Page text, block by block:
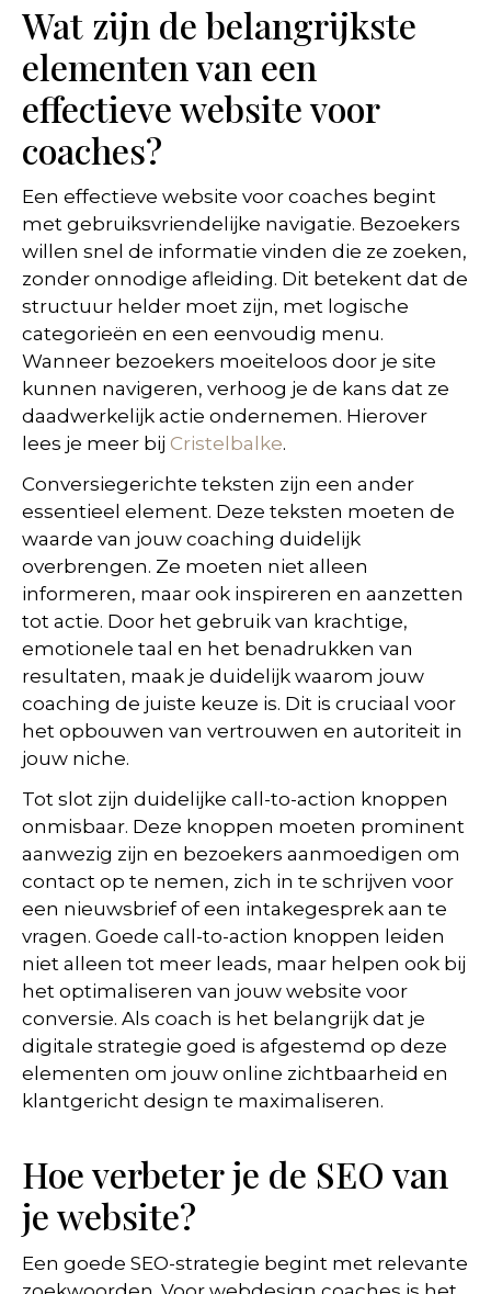
Wat zijn de belangrijkste
elementen van een
effectieve website voor
coaches?
Een effectieve website voor coaches begint
met gebruiksvriendelijke navigatie. Bezoekers
willen snel de informatie vinden die ze zoeken,
zonder onnodige afleiding. Dit betekent dat de
structuur helder moet zijn, met logische
categorieën en een eenvoudig menu.
Wanneer bezoekers moeiteloos door je site
kunnen navigeren, verhoog je de kans dat ze
daadwerkelijk actie ondernemen. Hierover
lees je meer bij Cristelbalke.
Conversiegerichte teksten zijn een ander
essentieel element. Deze teksten moeten de
waarde van jouw coaching duidelijk
overbrengen. Ze moeten niet alleen
informeren, maar ook inspireren en aanzetten
tot actie. Door het gebruik van krachtige,
emotionele taal en het benadrukken van
resultaten, maak je duidelijk waarom jouw
coaching de juiste keuze is. Dit is cruciaal voor
het opbouwen van vertrouwen en autoriteit in
jouw niche.
Tot slot zijn duidelijke call-to-action knoppen
onmisbaar. Deze knoppen moeten prominent
aanwezig zijn en bezoekers aanmoedigen om
contact op te nemen, zich in te schrijven voor
een nieuwsbrief of een intakegesprek aan te
vragen. Goede call-to-action knoppen leiden
niet alleen tot meer leads, maar helpen ook bij
het optimaliseren van jouw website voor
conversie. Als coach is het belangrijk dat je
digitale strategie goed is afgestemd op deze
elementen om jouw online zichtbaarheid en
klantgericht design te maximaliseren.
Hoe verbeter je de SEO van
je website?
Een goede SEO-strategie begint met relevante